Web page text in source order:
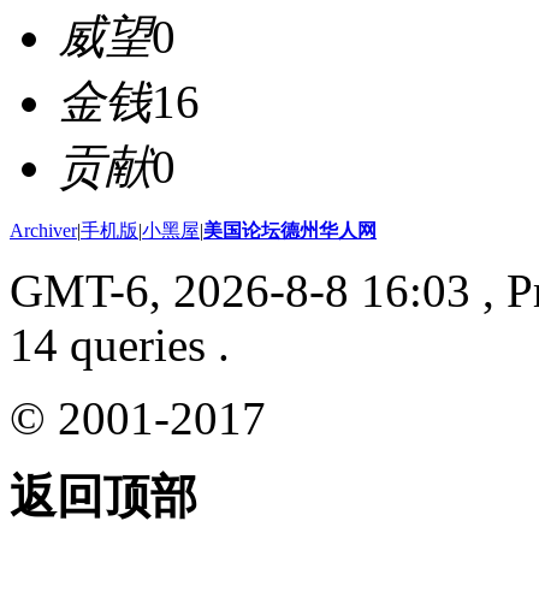
威望0
金钱16
贡献0
Archiver|手机版|小黑屋|美国论坛德州华人网
GMT-6, 2026-8-8 16:03 ,
14 queries .
© 2001-2017
返回顶部